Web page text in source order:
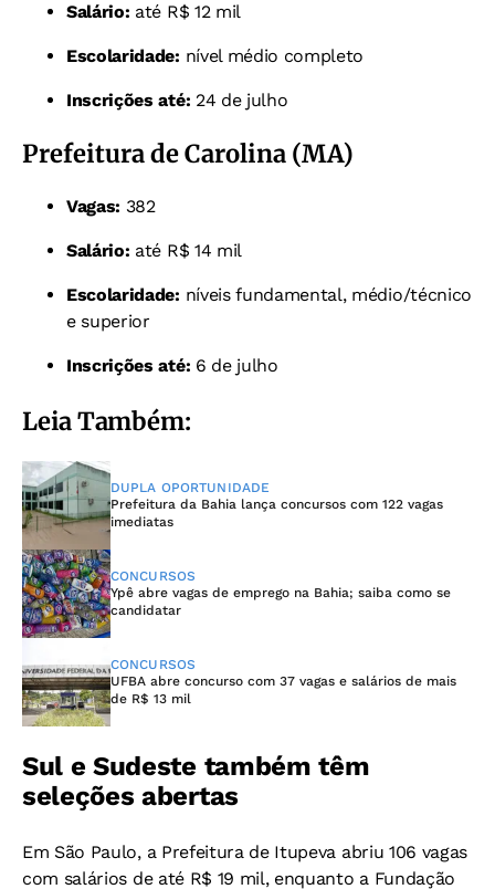
Salário: até R$ 12 mil
Escolaridade: nível médio completo
Inscrições até: 24 de julho
Prefeitura de Carolina (MA)
Vagas: 382
Salário: até R$ 14 mil
Escolaridade: níveis fundamental, médio/técnico
e superior
Inscrições até: 6 de julho
Leia Também:
DUPLA OPORTUNIDADE
Prefeitura da Bahia lança concursos com 122 vagas
imediatas
CONCURSOS
Ypê abre vagas de emprego na Bahia; saiba como se
candidatar
CONCURSOS
UFBA abre concurso com 37 vagas e salários de mais
de R$ 13 mil
Sul e Sudeste também têm
seleções abertas
Em São Paulo, a Prefeitura de Itupeva abriu 106 vagas
com salários de até R$ 19 mil, enquanto a Fundação